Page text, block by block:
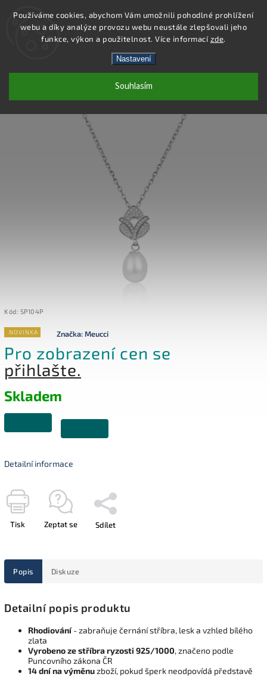
Používáme cookies, abychom Vám umožnili pohodlné prohlížení
webu a díky analýze provozu webu neustále zlepšovali jeho
funkce, výkon a použitelnost. Více informacízde.
Nastavení
Souhlasím
Hledat
SP104P - PŘÍVĚS AG 925/1000
Kód: SP104P
NOVINKA Značka:Meucci
Pro zobrazení cen se
přihlašte.
Skladem
Detailní informace
Tisk Zeptat se Sdílet
Popis Diskuze
Detailní popis produktu
Rhodiování- zabraňuje černání stříbra, lesk a vzhled bílého
zlata
Vyrobeno ze stříbra ryzosti 925/1000, značeno podle
Puncovního zákona ČR
14 dní na výměnuzboží, pokud šperk neodpovídá představě